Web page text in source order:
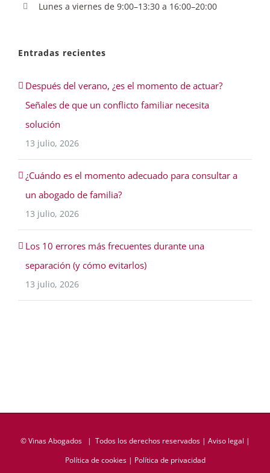
Lunes a viernes de 9:00–13:30 a 16:00–20:00
Entradas recientes
Después del verano, ¿es el momento de actuar?
Señales de que un conflicto familiar necesita
solución
13 julio, 2026
¿Cuándo es el momento adecuado para consultar a
un abogado de familia?
13 julio, 2026
Los 10 errores más frecuentes durante una
separación (y cómo evitarlos)
13 julio, 2026
©Vinas Abogados| Todos los derechos reservados | Aviso legal |
Política de cookies| Política de privacidad